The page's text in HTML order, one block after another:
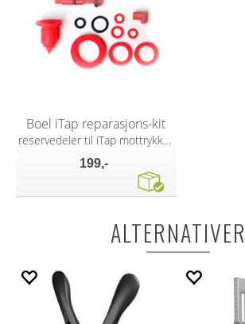
Boel iTap reparasjons-kit
reservedeler til iTap mottrykksfyller
199,-
ALTERNATIVER